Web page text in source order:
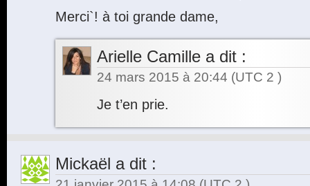
Merci`! à toi grande dame,
Arielle Camille a dit :
24 mars 2015 à 20:44 (UTC 2 )
Je t’en prie.
Mickaël a dit :